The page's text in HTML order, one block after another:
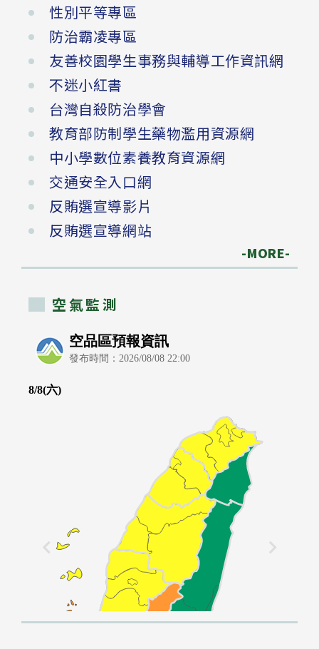
性別平等專區
防治霸凌專區
友善校園學生事務與輔導工作資訊網
不迷小紅書
台灣自殺防治學會
教育部防制學生藥物濫用資源網
中小學數位素養教育資源網
交通安全入口網
反賄選宣導影片
反賄選宣導網站
-MORE-
空氣監測